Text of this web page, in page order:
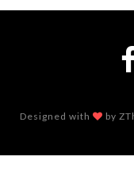
Designed with by